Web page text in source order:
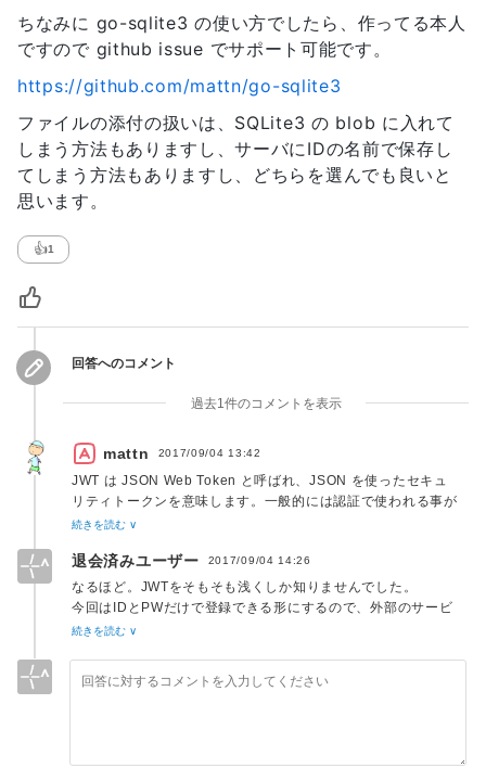
ちなみに go-sqlite3 の使い方でしたら、作ってる本人
ですので github issue でサポート可能です。
https://github.com/mattn/go-sqlite3
ファイルの添付の扱いは、SQLite3 の blob に入れて
しまう方法もありますし、サーバにIDの名前で保存し
てしまう方法もありますし、どちらを選んでも良いと
思います。
👍1
回答へのコメント
過去1件のコメントを表示
mattn 2017/09/04 13:42
JWT は JSON Web Token と呼ばれ、JSON を使ったセキュ
リティトークンを意味します。一般的には認証で使われる事が
多いです。これを使うと、例えば GitHub や Twitter、Google
きる様になります。
バグかもと思われる物は issues に書いて下さい。検証の後、
修正するか閉じるか判断させて貰います。あとこれは色々な意
っています。
続きを読む ∨
退会済みユーザー 2017/09/04 14:26
なるほど。JWTをそもそも浅くしか知りませんでした。
今回はIDとPWだけで登録できる形にするので、外部のサービ
スを使った認証はとりあえず無しでやってみます！
続きを読む ∨